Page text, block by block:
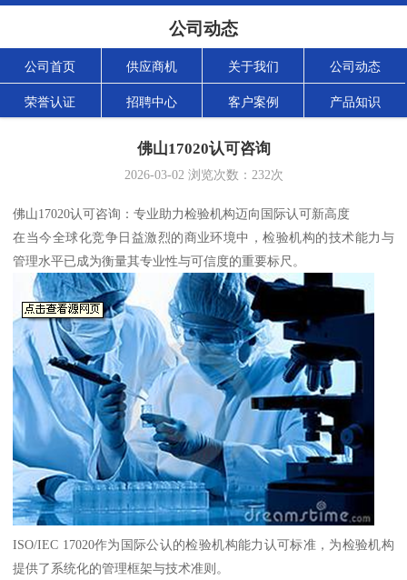
公司动态
公司首页 供应商机 关于我们 公司动态
荣誉认证 招聘中心 客户案例 产品知识
佛山17020认可咨询
2026-03-02浏览次数： 232次
佛山17020认可咨询：专业助力检验机构迈向国际认可新高度
在当今全球化竞争日益激烈的商业环境中，检验机构的技术能力与
管理水平已成为衡量其专业性与可信度的重要标尺。
ISO/IEC 17020作为国际公认的检验机构能力认可标准，为检验机构
提供了系统化的管理框架与技术准则。